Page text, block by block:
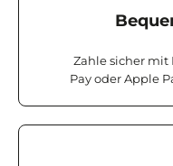
Zahle sicher mit
Pay oder Apple